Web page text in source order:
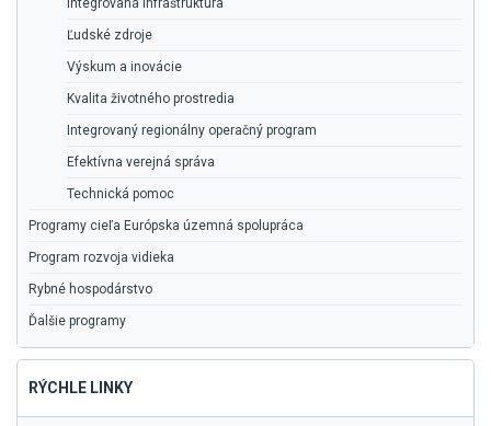
Integrovaná infraštruktúra
Ľudské zdroje
Výskum a inovácie
Kvalita životného prostredia
Integrovaný regionálny operačný program
Efektívna verejná správa
Technická pomoc
Programy cieľa Európska územná spolupráca
Program rozvoja vidieka
Rybné hospodárstvo
Ďalšie programy
RÝCHLE LINKY